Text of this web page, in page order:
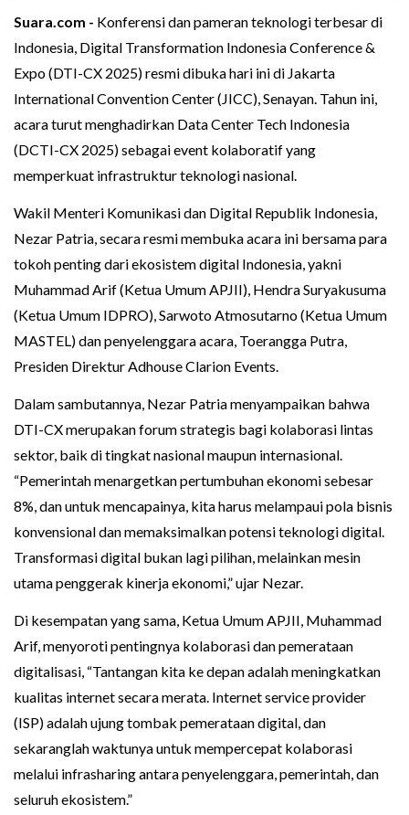
Suara.com - Konferensi dan pameran teknologi terbesar di
Indonesia, Digital Transformation Indonesia Conference &
Expo (DTI-CX 2025) resmi dibuka hari ini di Jakarta
International Convention Center (JICC), Senayan. Tahun ini,
acara turut menghadirkan Data Center Tech Indonesia
(DCTI-CX 2025) sebagai event kolaboratif yang
memperkuat infrastruktur teknologi nasional.
Wakil Menteri Komunikasi dan Digital Republik Indonesia,
Nezar Patria, secara resmi membuka acara ini bersama para
tokoh penting dari ekosistem digital Indonesia, yakni
Muhammad Arif (Ketua Umum APJII), Hendra Suryakusuma
(Ketua Umum IDPRO), Sarwoto Atmosutarno (Ketua Umum
MASTEL) dan penyelenggara acara, Toerangga Putra,
Presiden Direktur Adhouse Clarion Events.
Dalam sambutannya, Nezar Patria menyampaikan bahwa
DTI-CX merupakan forum strategis bagi kolaborasi lintas
sektor, baik di tingkat nasional maupun internasional.
“Pemerintah menargetkan pertumbuhan ekonomi sebesar
8%, dan untuk mencapainya, kita harus melampaui pola bisnis
konvensional dan memaksimalkan potensi teknologi digital.
Transformasi digital bukan lagi pilihan, melainkan mesin
utama penggerak kinerja ekonomi,” ujar Nezar.
Di kesempatan yang sama, Ketua Umum APJII, Muhammad
Arif, menyoroti pentingnya kolaborasi dan pemerataan
digitalisasi, “Tantangan kita ke depan adalah meningkatkan
kualitas internet secara merata. Internet service provider
(ISP) adalah ujung tombak pemerataan digital, dan
sekaranglah waktunya untuk mempercepat kolaborasi
melalui infrasharing antara penyelenggara, pemerintah, dan
seluruh ekosistem.”